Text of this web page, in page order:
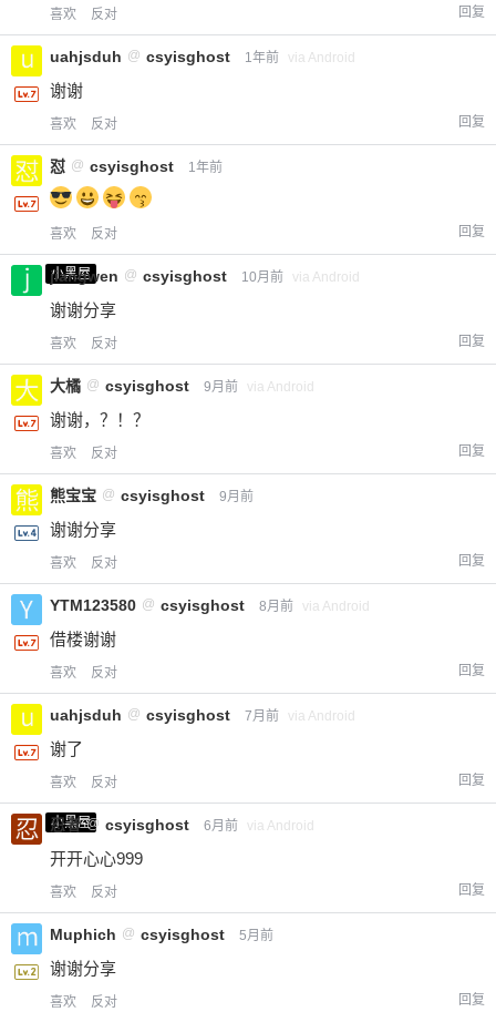
喜欢 反对 回复
uahjsduh @ csyisghost 1年前 via Android
谢谢
喜欢 反对 回复
怼 @ csyisghost 1年前
喜欢 反对 回复
小黑屋
jiangwen @ csyisghost 10月前 via Android
谢谢分享
喜欢 反对 回复
大橘 @ csyisghost 9月前 via Android
谢谢，？！？
喜欢 反对 回复
熊宝宝 @ csyisghost 9月前
谢谢分享
喜欢 反对 回复
YTM123580 @ csyisghost 8月前 via Android
借楼谢谢
喜欢 反对 回复
uahjsduh @ csyisghost 7月前 via Android
谢了
喜欢 反对 回复
小黑屋
忍者 @ csyisghost 6月前 via Android
开开心心999
喜欢 反对 回复
Muphich @ csyisghost 5月前
谢谢分享
喜欢 反对 回复